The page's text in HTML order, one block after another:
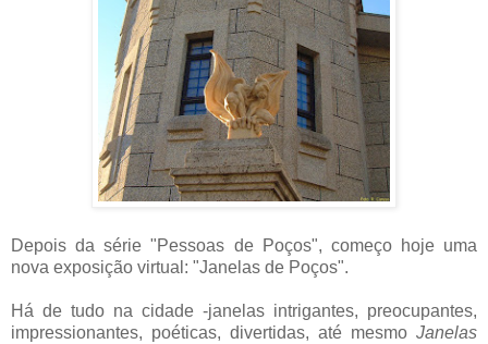
Depois da série "Pessoas de Poços", começo hoje uma
nova exposição virtual: "Janelas de Poços".
Há de tudo na cidade -janelas intrigantes, preocupantes,
impressionantes, poéticas, divertidas, até mesmo Janelas